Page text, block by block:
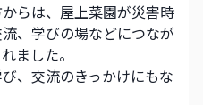
らは、屋上菜園が災害時
、学びの場などにつなが
ました。
、交流のきっかけにもな